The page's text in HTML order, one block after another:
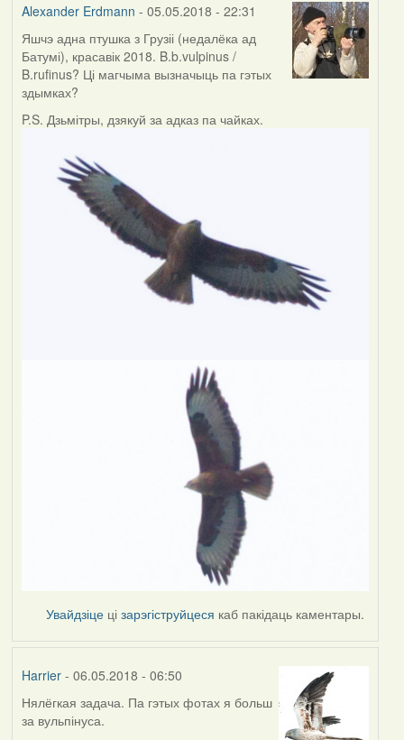
Alexander Erdmann - 05.05.2018 - 22:31
Яшчэ адна птушка з Грузіі (недалёка ад
Батумі), красавік 2018. B.b.vulpinus /
B.rufinus? Ці магчыма вызначыць па гэтых
здымках?
P.S. Дзьмітры, дзякуй за адказ па чайках.
Увайдзіце цізарэгіструйцеся каб пакідаць каментары.
Harrier- 06.05.2018 - 06:50
Нялёгкая задача. Па гэтых фотах я больш
за вульпінуса.